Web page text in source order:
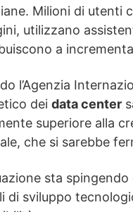
Milioni di utenti
utilizzano
a
l’Agenzia
dei data center
superiore alla
che si sarebbe
sta
di sviluppo